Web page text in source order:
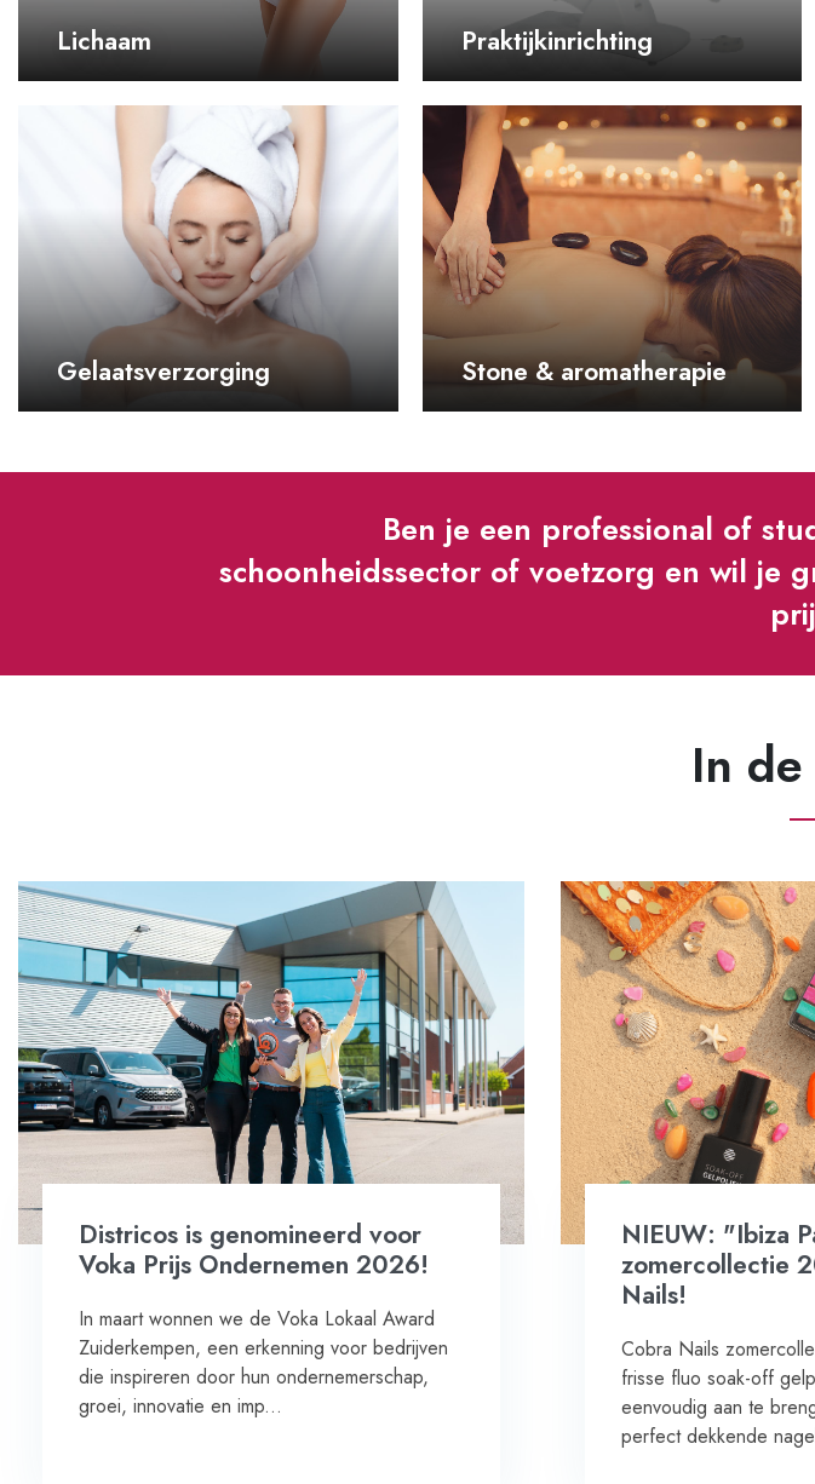
Lichaam Praktijkinrichting
Gelaatsverzorging Stone & aromatherapie
Ben je een professional of
schoonheidssector of voetzorg en wil je
In
Districos is genomineerd voor
Voka Prijs Ondernemen 2026!
In maart wonnen we de Voka Lokaal Award
Zuiderkempen, een erkenning voor bedrijven
die inspireren door hun ondernemerschap,
groei, innovatie en imp...
NIEUW: "Ibiza
zomercollectie
Nails!
Cobra Nails
frisse fluo soak-off
eenvoudig aan te
perfect dekkende